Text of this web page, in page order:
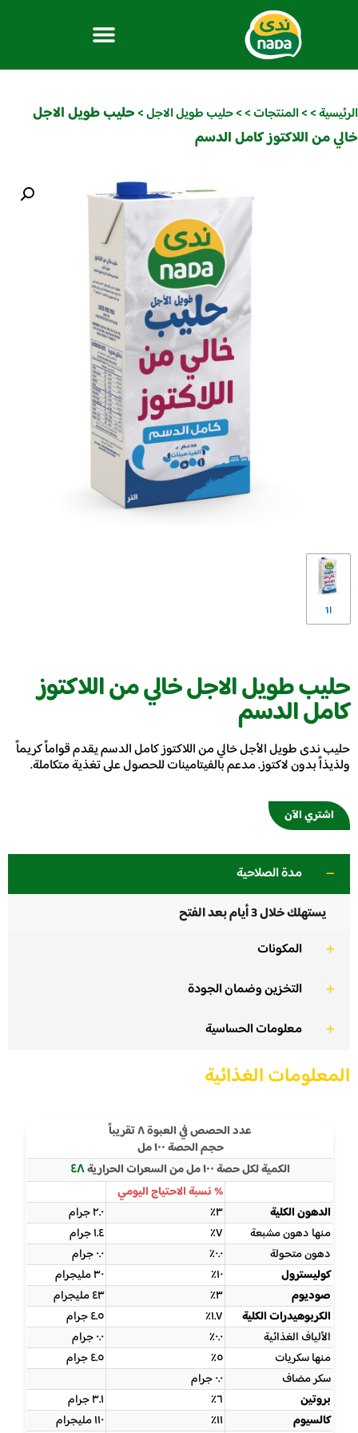
الرئيسية>
>المنتجات>
>حليب طويل الاجل>حليب طويل الاجل
خالي من اللاكتوز كامل الدسم
1l
حليب طويل الاجل خالي من اللاكتوز
كامل الدسم
حليب ندى طويل الأجل خالي من اللاكتوز كامل الدسم يقدم قواماً كريماً
ولذيذاً بدون لاكتوز. مدعم بالفيتامينات للحصول على تغذية متكاملة.
اشتري الآن
مدة الصلاحية
يستهلك خلال 3 أيام بعد الفتح
المكونات
التخزين وضمان الجودة
معلومات الحساسية
المعلومات الغذائية
عدد الحصص في العبوة ٨ تقريباً
حجم الحصة ١٠٠ مل
الكمية لكل حصة ١٠٠ مل من السعرات الحرارية
٤٨
% نسبة الاحتياج اليومي
الدهون الكلية
٣٪
٢.٠ جرام
منها دهون مشبعة
٧٪
١.٤ جرام
دهون متحولة
٠.٠٪
٠.٠ جرام
كوليسترول
١٠٪
٣٠ مليجرام
صوديوم
٣٪
٤٣ مليجرام
الكربوهيدرات الكلية
١.٧٪
٤.٥ جرام
الألياف الغذائية
٠.٠٪
٠.٠ جرام
منها سكريات
٥٪
٤.٥ جرام
سكر مضاف
٠.٠ جرام
بروتين
٦٪
٣.١ جرام
كالسيوم
١١٪
١١٠ مليجرام